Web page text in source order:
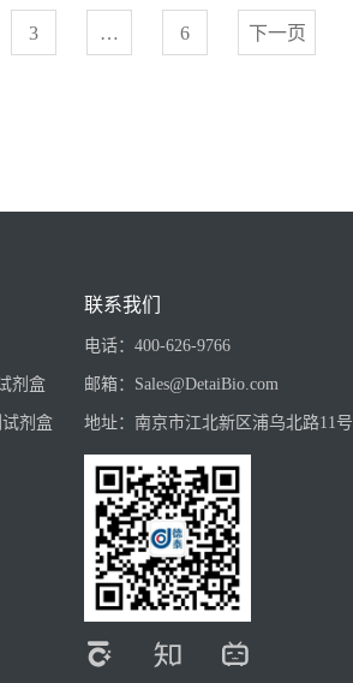
3 … 6 下一页
剂盒
剂盒
联系我们
电话： 400-626-9766
邮箱： Sales@DetaiBio.com
地址： 南京市江北新区浦乌北路11号